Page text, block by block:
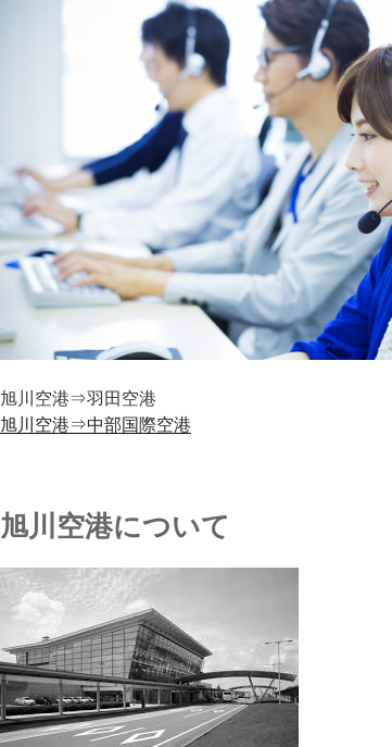
旭川空港⇒羽田空港
旭川空港⇒中部国際空港
旭川空港について